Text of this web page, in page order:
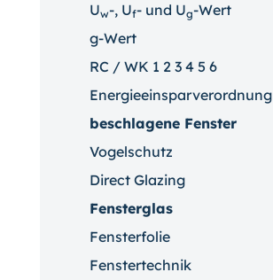
Uw-, Uf- und Ug-Wert
g-Wert
RC / WK 1 2 3 4 5 6
Energieeinsparverordnung
beschlagene Fenster
Vogelschutz
Direct Glazing
Fensterglas
Fensterfolie
Fenstertechnik